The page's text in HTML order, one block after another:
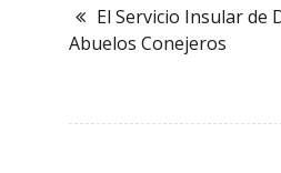
El Servicio Insular de
Abuelos Conejeros